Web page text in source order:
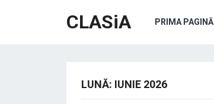
CLASiA PRIMA PAGINĂ
LUNĂ: IUNIE 2026